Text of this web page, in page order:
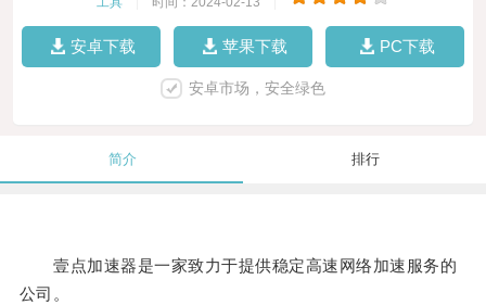
安卓下载 苹果下载 PC下载
安卓市场，安全绿色
简介 排行
壹点加速器是一家致力于提供稳定高速网络加速服务的
公司。